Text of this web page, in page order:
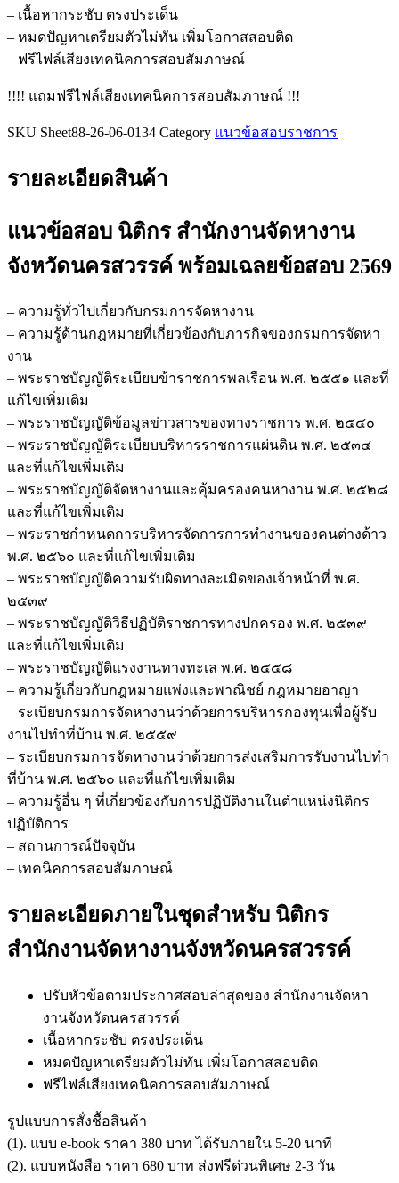
จังหวัด
นครสวรรค์
ชิ้น
– เนื้อหากระชับ ตรงประเด็น
– หมดปัญหาเตรียมตัวไม่ทัน เพิ่มโอกาสสอบติด
– ฟรีไฟล์เสียงเทคนิคการสอบสัมภาษณ์
!!!! แถมฟรีไฟล์เสียงเทคนิคการสอบสัมภาษณ์ !!!
SKU Sheet88-26-06-0134 Category แนวข้อสอบราชการ
รายละเอียดสินค้า
แนวข้อสอบ นิติกร สำนักงานจัดหางาน
จังหวัดนครสวรรค์ พร้อมเฉลยข้อสอบ 2569
– ความรู้ทั่วไปเกี่ยวกับกรมการจัดหางาน
– ความรู้ด้านกฎหมายที่เกี่ยวข้องกับภารกิจของกรมการจัดหา
งาน
– พระราชบัญญัติระเบียบข้าราชการพลเรือน พ.ศ. ๒๕๕๑ และที่
แก้ไขเพิ่มเติม
– พระราชบัญญัติข้อมูลข่าวสารของทางราชการ พ.ศ. ๒๕๔๐
– พระราชบัญญัติระเบียบบริหารราชการแผ่นดิน พ.ศ. ๒๕๓๔
และที่แก้ไขเพิ่มเติม
– พระราชบัญญัติจัดหางานและคุ้มครองคนหางาน พ.ศ. ๒๕๒๘
และที่แก้ไขเพิ่มเติม
– พระราชกำหนดการบริหารจัดการการทำงานของคนต่างด้าว
พ.ศ. ๒๕๖๐ และที่แก้ไขเพิ่มเติม
– พระราชบัญญัติความรับผิดทางละเมิดของเจ้าหน้าที่ พ.ศ.
๒๕๓๙
– พระราชบัญญัติวิธีปฏิบัติราชการทางปกครอง พ.ศ. ๒๕๓๙
และที่แก้ไขเพิ่มเติม
– พระราชบัญญัติแรงงานทางทะเล พ.ศ. ๒๕๕๘
– ความรู้เกี่ยวกับกฎหมายแพ่งและพาณิชย์ กฎหมายอาญา
– ระเบียบกรมการจัดหางานว่าด้วยการบริหารกองทุนเพื่อผู้รับ
งานไปทำที่บ้าน พ.ศ. ๒๕๕๙
– ระเบียบกรมการจัดหางานว่าด้วยการส่งเสริมการรับงานไปทำ
ที่บ้าน พ.ศ. ๒๕๖๐ และที่แก้ไขเพิ่มเติม
– ความรู้อื่น ๆ ที่เกี่ยวข้องกับการปฏิบัติงานในตำแหน่งนิติกร
ปฏิบัติการ
– สถานการณ์ปัจจุบัน
– เทคนิคการสอบสัมภาษณ์
รายละเอียดภายในชุดสำหรับ นิติกร
สำนักงานจัดหางานจังหวัดนครสวรรค์
ปรับหัวข้อตามประกาศสอบล่าสุดของ สำนักงานจัดหา
งานจังหวัดนครสวรรค์
เนื้อหากระชับ ตรงประเด็น
หมดปัญหาเตรียมตัวไม่ทัน เพิ่มโอกาสสอบติด
ฟรีไฟล์เสียงเทคนิคการสอบสัมภาษณ์
รูปแบบการสั่งชื้อสินค้า
(1). แบบ e-book ราคา 380 บาท ได้รับภายใน 5-20 นาที
(2). แบบหนังสือ ราคา 680 บาท ส่งฟรีด่วนพิเศษ 2-3 วัน